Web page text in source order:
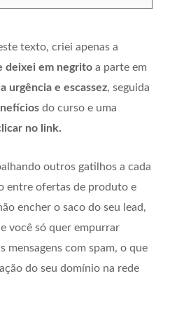
texto, criei apenas a
deixei em negrito a parte em
urgência e escassez, seguida
do curso e uma
no link.
outros gatilhos a cada
entre ofertas de produto e
encher o saco do seu lead,
você só quer empurrar
mensagens com spam, o que
do seu domínio na rede